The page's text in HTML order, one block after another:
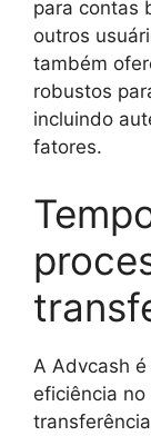
para contas
outros
também
robustos
incluindo
fatores.
A Advcash
eficiência